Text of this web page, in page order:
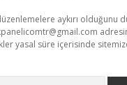
aykırı olduğunu
yasal süre içerisinde